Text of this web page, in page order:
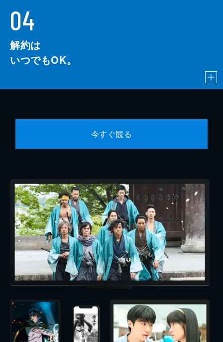
04
解約は
いつでもOK。
今すぐ観る